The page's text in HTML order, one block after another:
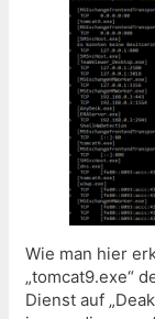
Wie man hier
„tomcat9.exe“
Dienst auf